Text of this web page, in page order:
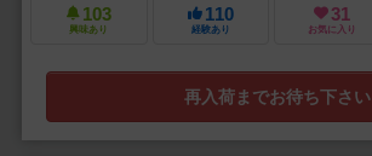
103
興味あり
110
経験あり
31
お気に入り
再入荷までお待ち下さい